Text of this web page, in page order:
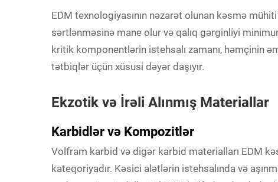
EDM texnologiyasının nəzarət olunan kəsmə
sərtlənməsinə mane olur və qalıq gərginliyi
kritik komponentlərin istehsalı zamanı, həmçinin
tətbiqlər üçün xüsusi dəyər daşıyır.
Ekzotik və İrəli Alınmış Materiallar
Karbidlər və Kompozitlər
Volfram karbid və digər karbid materialları EDM
kateqoriyadır. Kəsici alətlərin istehsalında və